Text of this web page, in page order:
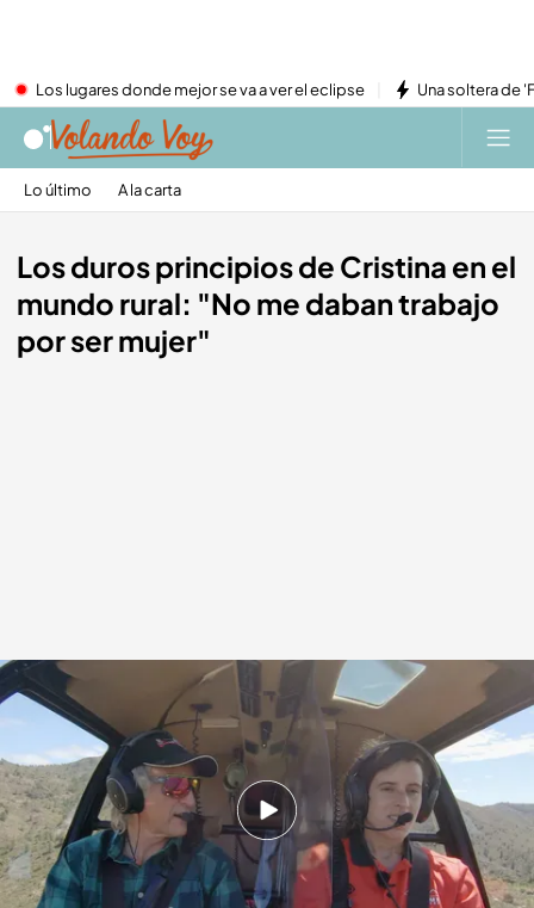
Los lugares donde mejor se va a ver el eclipse Una soltera de
Lo último A la carta
Los duros principios de Cristina en el
mundo rural: "No me daban trabajo
por ser mujer"
Vídeo: Los duros principios de Cristina en el mundo rural.
cuatro.com
02 JUN 2022 - 00:10h.
Cristina es técnico forestal y es casi una recién
llegada al pueblo